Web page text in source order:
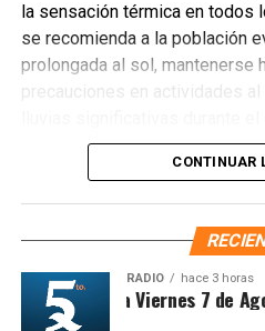
Recibe las
Únete al canal
Quinto Podery
importantes de
la sensación térmica en todos
se recomienda a la población
prolongada al sol, mantenerse
precauciones en actividades
descartan chubascos aislados
Benito Juárez — 33°C
Solidaridad — 32°C /
Tulum
CONTINUAR
RADIO hace 3 horas
Matutina Viernes 7 de